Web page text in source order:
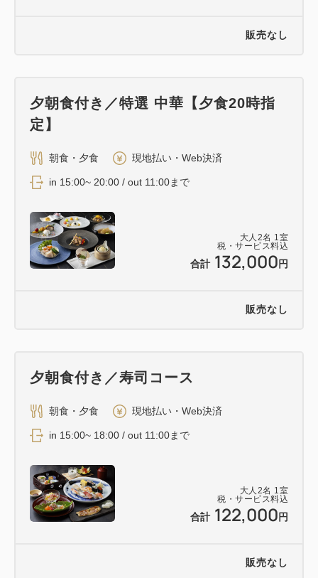
販売なし
大人 2名 1室
税・サービス料込
合計 132,000 円
夕朝食付き／特選 中華【夕食20時指
定】
朝食・夕食 現地払い・Web決済
in 15:00~ 20:00 / out 11:00まで
販売なし
大人 2名 1室
税・サービス料込
合計 122,000 円
夕朝食付き／寿司コース
朝食・夕食 現地払い・Web決済
in 15:00~ 18:00 / out 11:00まで
販売なし